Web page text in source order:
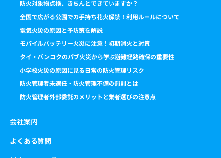
防火対象物点検、きちんとできていますか？
全国で広がる公園での手持ち花火解禁！利用ルールについて
電気火災の原因と予防策を解説
モバイルバッテリー火災に注意！初期消火と対策
タイ・バンコクのパブ火災から学ぶ避難経路確保の重要性
小学校火災の原因に見る日常の防火管理リスク
防火管理者未選任・防火管理不備の罰則とは
防火管理者外部委託のメリットと業者選びの注意点
会社案内
よくある質問